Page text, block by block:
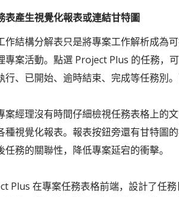
表產生視覺化報表或連結甘特圖
作結構分解表只是將專案工作解析成為
專案活動。點選 Project Plus 的任務，
行、已開始、逾時結束、完成等任務別
案經理沒有時間仔細檢視任務表格上的
種視覺化報表。報表按鈕旁還有甘特圖
任務的關聯性，降低專案延宕的衝擊。
Plus 在專案任務表格前端，設計了任